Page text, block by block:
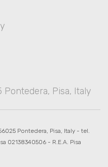
Pontedera, Pisa, Italy
Pontedera, Pisa, Italy - tel.
02138340506 - R.E.A. Pisa